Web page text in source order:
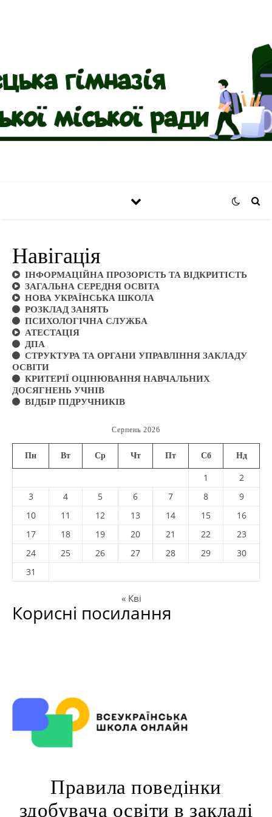
Навігація
ІНФОРМАЦІЙНА ПРОЗОРІСТЬ ТА ВІДКРИТІСТЬ
ЗАГАЛЬНА СЕРЕДНЯ ОСВІТА
НОВА УКРАЇНСЬКА ШКОЛА
РОЗКЛАД ЗАНЯТЬ
ПСИХОЛОГІЧНА СЛУЖБА
АТЕСТАЦІЯ
ДПА
СТРУКТУРА ТА ОРГАНИ УПРАВЛІННЯ ЗАКЛАДУ
ОСВІТИ
КРИТЕРІЇ ОЦІНЮВАННЯ НАВЧАЛЬНИХ
ДОСЯГНЕНЬ УЧНІВ
ВІДБІР ПІДРУЧНИКІВ
Серпень 2026
Пн Вт Ср Чт Пт Сб Нд
1
2
3
4 5 6 7 8
9
10
11 12 13 14 15
16
17
18 19 20 21 22
23
24
25 26 27 28 29
30
31
« Кві
Корисні посилання
Правила поведінки
здобувача освіти в закладі